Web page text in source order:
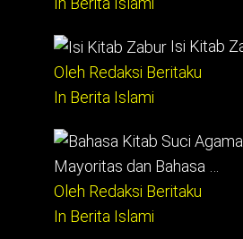
Isi Kitab
Oleh Redaksi Beritaku
In Berita Islami
Mayoritas dan Bahasa …
Oleh Redaksi Beritaku
In Berita Islami